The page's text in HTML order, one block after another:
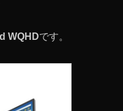
WQHDです。